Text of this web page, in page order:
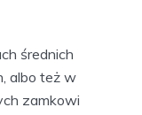
średnich
albo też w
zamkowi